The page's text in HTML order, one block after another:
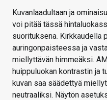
Kuvanlaadultaan ja
voi pitää tässä
suorituksena. Kirkkaudella
auringonpaisteessa ja
miellyttävän himmeäksi.
huippuluokan kontrastin ja
kuvan saa säädettyä
neutraaliksi. Näytön